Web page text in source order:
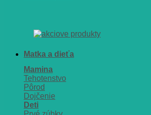
Matka a dieťa
Mamina
Tehotenstvo
Pôrod
Dojčenie
Deti